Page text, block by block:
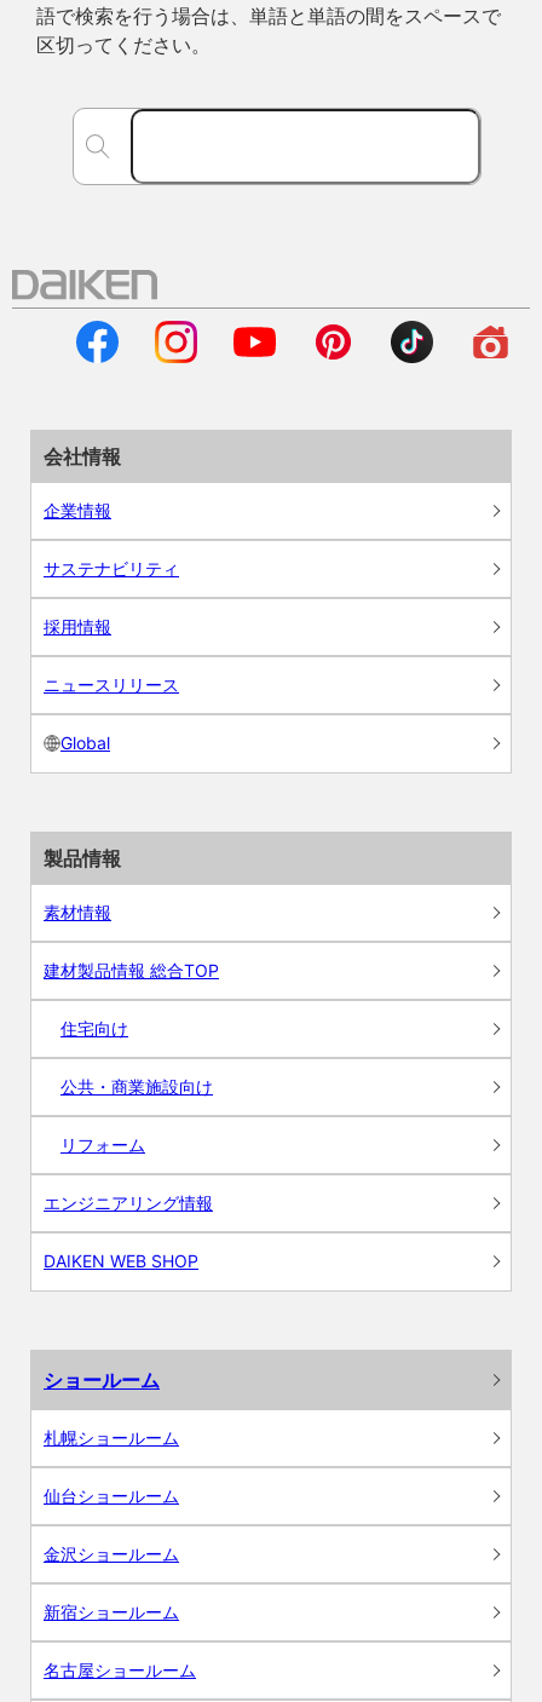
語で検索を行う場合は、単語と単語の間をスペースで
区切ってください。
会社情報
企業情報
サステナビリティ
採用情報
ニュースリリース
Global
製品情報
素材情報
建材製品情報 総合TOP
住宅向け
公共・商業施設向け
リフォーム
エンジニアリング情報
DAIKEN WEB SHOP
ショールーム
札幌ショールーム
仙台ショールーム
金沢ショールーム
新宿ショールーム
名古屋ショールーム